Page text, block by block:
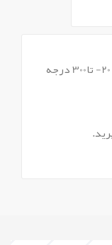
کپسول سنسور pt100 (فیلمی)/ رنج دمایی 20- تا300 درجه